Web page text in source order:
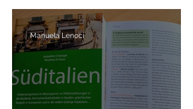
Manuela Lenoci